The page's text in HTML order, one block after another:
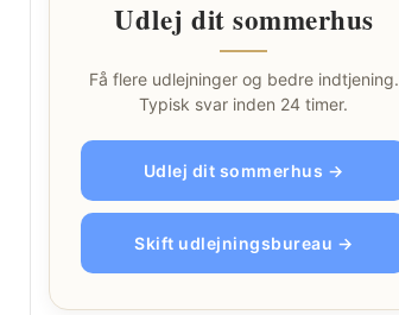
Udlej dit sommerhus
Få flere udlejninger og bedre indtjening.
Typisk svar inden 24 timer.
Udlej dit sommerhus →
Skift udlejningsbureau →